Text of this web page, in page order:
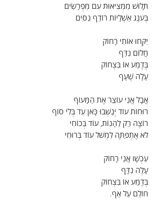
תָּלוּשׁ מִמְּצִיאוּת עִם מִפְרָשִׂים
בְּעֹנֶג אַשְׁלָיוֹת רוֹדֵף נִסִּים
יִקְּחוּ אוֹתִי רָחוֹק
חֲלוֹם נִדַּף
בְּדֶמַע אוֹ בִּצְחוֹק
עָלָה שֶׁעָף
אֲבָל אֲנִי עוֹצֵר אֶת הַמָּעוֹף
רוּחוֹת עוֹד יְנַשְּׁבוּ כָּאן עַד בְּלִי סוֹף
רוֹצֶה רַק לֵהָנוֹת, עוֹד בְּכוֹחִי
לֹא אֶתְפַּתֶּה לִמְשֹׁל עוֹד בְּרוּחִי
עַכְשָׁו אֲנִי רָחוֹק
עָלֶה נִדָּף
בְּדֶמַע אוֹ בִּצְחוֹק
חוֹלֵם עַל אַף.